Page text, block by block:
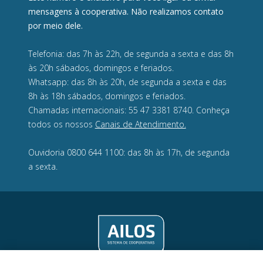
mensagens à cooperativa. Não realizamos contato
por meio dele.
Telefonia: das 7h às 22h, de segunda a sexta e das 8h
às 20h sábados, domingos e feriados.
Whatsapp: das 8h às 20h, de segunda a sexta e das
8h às 18h sábados, domingos e feriados.
Chamadas internacionais: 55 47 3381 8740. Conheça
todos os nossos Canais de Atendimento.
Ouvidoria 0800 644 1100: das 8h às 17h, de segunda
a sexta.